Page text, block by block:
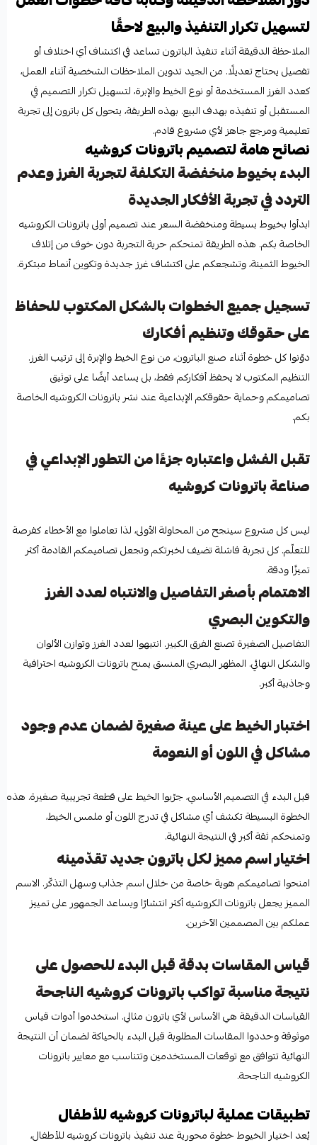
لتسهيل تكرار التنفيذ والبيع لاحقًا
الملاحظة الدقيقة أثناء تنفيذ الباترون تساعد في اكتشاف أي اختلاف أو
تفصيل يحتاج تعديلًا. من الجيد تدوين الملاحظات الشخصية أثناء العمل،
كعدد الغرز المستخدمة أو نوع الخيط والإبرة، لتسهيل تكرار التصميم في
المستقبل أو تنفيذه بهدف البيع. بهذه الطريقة، يتحول كل باترون إلى تجربة
تعليمية ومرجع جاهز لأي مشروع قادم.
نصائح هامة لتصميم باترونات كروشيه
البدء بخيوط منخفضة التكلفة لتجربة الغرز وعدم
التردد في تجربة الأفكار الجديدة
ابدأوا بخيوط بسيطة ومنخفضة السعر عند تصميم أولى باترونات الكروشيه
الخاصة بكم. هذه الطريقة تمنحكم حرية التجربة دون خوف من إتلاف
الخيوط الثمينة، وتشجعكم على اكتشاف غرز جديدة وتكوين أنماط مبتكرة.
تسجيل جميع الخطوات بالشكل المكتوب للحفاظ
على حقوقك وتنظيم أفكارك
دوّنوا كل خطوة أثناء صنع الباترون، من نوع الخيط والإبرة إلى ترتيب الغرز.
التنظيم المكتوب لا يحفظ أفكاركم فقط، بل يساعد أيضًا على توثيق
تصاميمكم وحماية حقوقكم الإبداعية عند نشر باترونات الكروشيه الخاصة
بكم.
تقبل الفشل واعتباره جزءًا من التطور الإبداعي في
صناعة باترونات كروشيه
ليس كل مشروع سينجح من المحاولة الأولى، لذا تعاملوا مع الأخطاء كفرصة
للتعلّم. كل تجربة فاشلة تضيف لخبرتكم وتجعل تصاميمكم القادمة أكثر
تميزًا ودقة.
الاهتمام بأصغر التفاصيل والانتباه لعدد الغرز
والتكوين البصري
التفاصيل الصغيرة تصنع الفرق الكبير. انتبهوا لعدد الغرز وتوازن الألوان
والشكل النهائي. المظهر البصري المنسق يمنح باترونات الكروشيه احترافية
وجاذبية أكبر.
اختبار الخيط على عينة صغيرة لضمان عدم وجود
مشاكل في اللون أو النعومة
قبل البدء في التصميم الأساسي، جرّبوا الخيط على قطعة تجريبية صغيرة. هذه
الخطوة البسيطة تكشف أي مشاكل في تدرج اللون أو ملمس الخيط،
وتمنحكم ثقة أكبر في النتيجة النهائية.
اختيار اسم مميز لكل باترون جديد تقدّمينه
امنحوا تصاميمكم هوية خاصة من خلال اسم جذاب وسهل التذكّر. الاسم
المميز يجعل باترونات الكروشيه أكثر انتشارًا ويساعد الجمهور على تمييز
عملكم بين المصممين الآخرين.
قياس المقاسات بدقة قبل البدء للحصول على
نتيجة مناسبة تواكب باترونات كروشيه الناجحة
القياسات الدقيقة هي الأساس لأي باترون مثالي. استخدموا أدوات قياس
موثوقة وحددوا المقاسات المطلوبة قبل البدء بالحياكة لضمان أن النتيجة
النهائية تتوافق مع توقعات المستخدمين وتتناسب مع معايير باترونات
الكروشيه الناجحة.
تطبيقات عملية لباترونات كروشيه للأطفال
يُعد اختيار الخيوط خطوة محورية عند تنفيذ باترونات كروشيه للأطفال،